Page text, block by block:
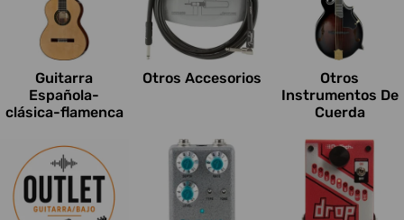
Guitarra
Española-
clásica-flamenca
Otros Accesorios
Otros
Instrumentos De
Cuerda